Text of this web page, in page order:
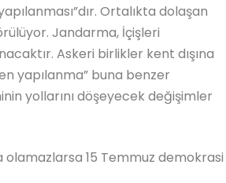
Ortalıkta dolaşan
Jandarma, İçişleri
Askeri birlikler kent dışına
yapılanma” buna benzer
yollarını döşeyecek değişimler
olamazlarsa 15 Temmuz demokrasi